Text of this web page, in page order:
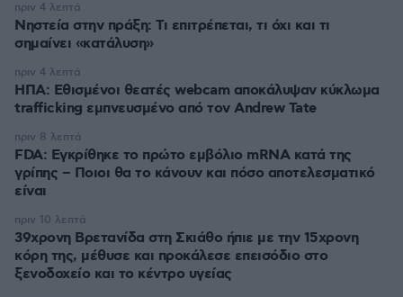
Νηστεία στην πράξη: Τι επιτρέπεται, τι όχι και τι
σημαίνει «κατάλυση»
πριν 4 λεπτά
ΗΠΑ: Εθισμένοι θεατές webcam αποκάλυψαν κύκλωμα
trafficking εμπνευσμένο από τον Andrew Tate
πριν 4 λεπτά
FDA: Εγκρίθηκε το πρώτο εμβόλιο mRNA κατά της
γρίπης – Ποιοι θα το κάνουν και πόσο αποτελεσματικό
είναι
πριν 8 λεπτά
39χρονη Βρετανίδα στη Σκιάθο ήπιε με την 15χρονη
κόρη της, μέθυσε και προκάλεσε επεισόδιο στο
ξενοδοχείο και το κέντρο υγείας
πριν 10 λεπτά